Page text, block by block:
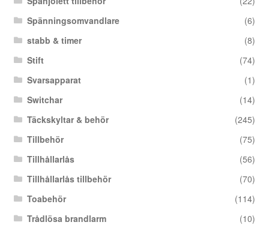
Spänningsomvandlare
(6)
stabb & timer
(8)
Stift
(74)
Svarsapparat
(1)
Switchar
(14)
Täckskyltar & behör
(245)
Tillbehör
(75)
Tillhållarlås
(56)
Tillhållarlås tillbehör
(70)
Toabehör
(114)
Trådlösa brandlarm
(10)